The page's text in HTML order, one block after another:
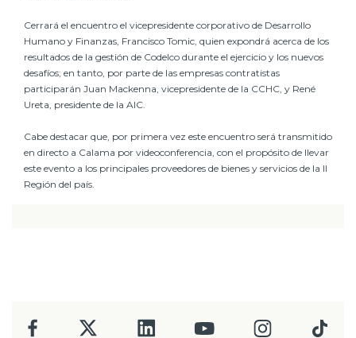
Cerrará el encuentro el vicepresidente corporativo de Desarrollo
Humano y Finanzas, Francisco Tomic, quien expondrá acerca de los
resultados de la gestión de Codelco durante el ejercicio y los nuevos
desafíos; en tanto, por parte de las empresas contratistas
participarán Juan Mackenna, vicepresidente de la CCHC, y René
Ureta, presidente de la AIC.
Cabe destacar que, por primera vez este encuentro será transmitido
en directo a Calama por videoconferencia, con el propósito de llevar
este evento a los principales proveedores de bienes y servicios de la II
Región del país.